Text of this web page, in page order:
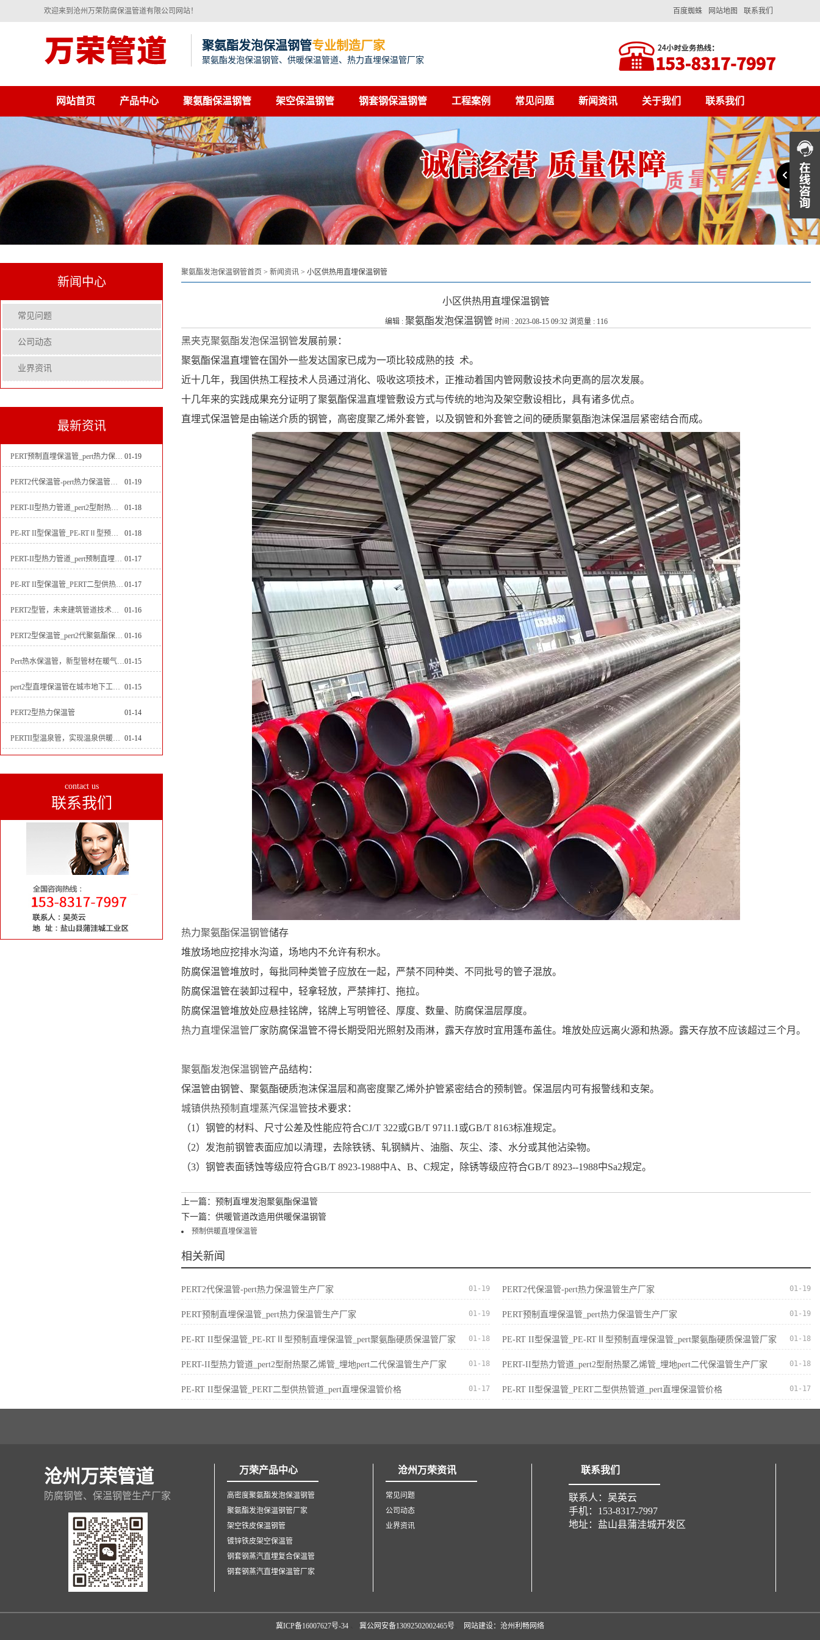
欢迎来到沧州万荣防腐保温管道有限公司网站！ 联系我们
网站地图
百度蜘蛛
聚氨酯发泡保温钢管专业制造厂家
聚氨酯发泡保温钢管、供暖保温管道、热力直埋保温管厂家
网站首页 产品中心 聚氨酯保温钢管 架空保温钢管 钢套钢保温钢管 工程案例 常见问题 新闻资讯 关于我们 联系我们
新闻中心
常见问题
公司动态
业界资讯
最新资讯
PERT预制直埋保温管_pert热力保温管生产厂家 01-19
PERT2代保温管-pert热力保温管生产厂家 01-19
PERT-II型热力管道_pert2型耐热聚乙烯管_埋地pert二代保温管生产厂家 01-18
PE-RT II型保温管_PE-RTⅡ型预制直埋保温管_pert聚氨酯硬质保温管厂家 01-18
PERT-II型热力管道_pert预制直埋保温管生产厂家 01-17
PE-RT II型保温管_PERT二型供热管道_pert直埋保温管价格 01-17
PERT2型管，未来建筑管道技术的代表 01-16
PERT2型保温管_pert2代聚氨酯保温管道_排水供热pert二代保温管 01-16
Pert热水保温管，新型管材在暖气和热水系统中的应用01-15
pert2型直埋保温管在城市地下工程建设中的应用 01-15
PERT2型热力保温管 01-14
PERTII型温泉管，实现温泉供暖设备革新 01-14
contact us
联系我们
聚氨酯发泡保温钢管首页 > 新闻资讯 > 小区供热用直埋保温钢管
小区供热用直埋保温钢管
编辑 : 聚氨酯发泡保温钢管 时间 : 2023-08-15 09:32 浏览量 : 116
黑夹克聚氨酯发泡保温钢管发展前景：
聚氨酯保温直埋管在国外一些发达国家已成为一项比较成熟的技 术。
近十几年，我国供热工程技术人员通过消化、吸收这项技术，正推动着国内管网敷设技术向更高的层次发展。
十几年来的实践成果充分证明了聚氨酯保温直埋管敷设方式与传统的地沟及架空敷设相比，具有诸多优点。
直埋式保温管是由输送介质的钢管，高密度聚乙烯外套管，以及钢管和外套管之间的硬质聚氨酯泡沫保温层紧密结合而成。
热力聚氨酯保温钢管储存
堆放场地应挖排水沟道，场地内不允许有积水。
防腐保温管堆放时，每批同种类管子应放在一起，严禁不同种类、不同批号的管子混放。
防腐保温管在装卸过程中，轻拿轻放，严禁摔打、拖拉。
防腐保温管堆放处应悬挂铭牌，铭牌上写明管径、厚度、数量、防腐保温层厚度。
热力直埋保温管厂家防腐保温管不得长期受阳光照射及雨淋，露天存放时宜用篷布盖住。堆放处应远离火源和热源。露天存放不应该超过三个月。
聚氨酯发泡保温钢管产品结构：
保温管由钢管、聚氨酯硬质泡沫保温层和高密度聚乙烯外护管紧密结合的预制管。保温层内可有报警线和支架。
城镇供热预制直埋蒸汽保温管技术要求：
（1）钢管的材料、尺寸公差及性能应符合CJ/T 322或GB/T 9711.1或GB/T 8163标准规定。
（2）发泡前钢管表面应加以清理，去除铁锈、轧钢鳞片、油脂、灰尘、漆、水分或其他沾染物。
（3）钢管表面锈蚀等级应符合GB/T 8923-1988中A、B、C规定，除锈等级应符合GB/T 8923--1988中Sa2规定。
上一篇：预制直埋发泡聚氨酯保温管
下一篇：供暖管道改造用供暖保温钢管
预制供暖直埋保温管
相关新闻
PERT2代保温管-pert热力保温管生产厂家 01-19 PERT2代保温管-pert热力保温管生产厂家 01-19
PERT预制直埋保温管_pert热力保温管生产厂家 01-19 PERT预制直埋保温管_pert热力保温管生产厂家 01-19
PE-RT II型保温管_PE-RTⅡ型预制直埋保温管_pert聚氨酯硬质保温管厂家 01-18 PE-RT II型保温管_PE-RTⅡ型预制直埋保温管_pert聚氨酯硬质保温管厂家 01-18
PERT-II型热力管道_pert2型耐热聚乙烯管_埋地pert二代保温管生产厂家 01-18 PERT-II型热力管道_pert2型耐热聚乙烯管_埋地pert二代保温管生产厂家 01-18
PE-RT II型保温管_PERT二型供热管道_pert直埋保温管价格 01-17 PE-RT II型保温管_PERT二型供热管道_pert直埋保温管价格 01-17
沧州万荣管道
防腐钢管、保温钢管生产厂家
万荣产品中心
高密度聚氨酯发泡保温钢管
聚氨酯发泡保温钢管厂家
架空铁皮保温钢管
镀锌铁皮架空保温管
钢套钢蒸汽直埋复合保温管
钢套钢蒸汽直埋保温管厂家
沧州万荣资讯
常见问题
公司动态
业界资讯
联系我们
联系人：吴英云
手机：153-8317-7997
地址：盐山县蒲洼城开发区
冀ICP备16007627号-34 冀公网安备13092502002465号 网站建设：沧州利畅网络